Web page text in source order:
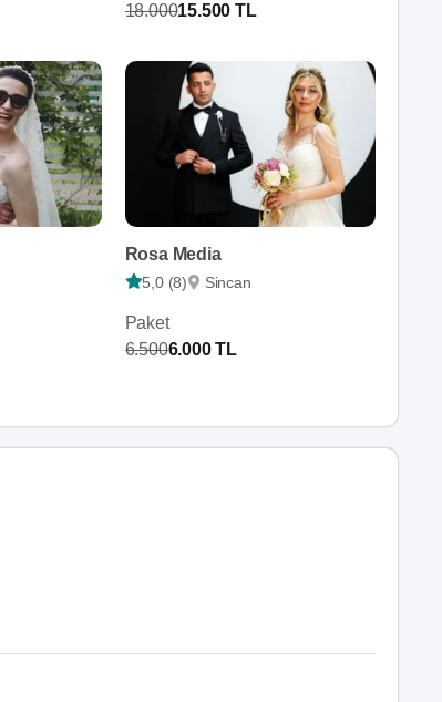
18.00015.500 TL
Rosa Media
5,0 (8) Sincan
Paket
6.5006.000 TL